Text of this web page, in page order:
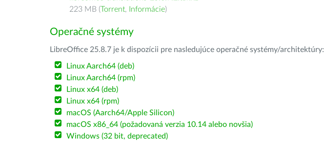
223 MB (Torrent, Informácie)
Operačné systémy
LibreOffice 25.8.7 je k dispozícii pre nasledujúce operačné systémy/architektúry:
Linux Aarch64 (deb)
Linux Aarch64 (rpm)
Linux x64 (deb)
Linux x64 (rpm)
macOS (Aarch64/Apple Silicon)
macOS x86_64 (požadovaná verzia 10.14 alebo novšia)
Windows (32 bit, deprecated)